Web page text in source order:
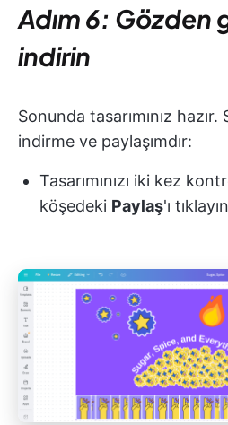
Adım 6: Gözden
indirin
Sonunda tasarımınız
indirme ve paylaşımdır:
Tasarımınızı iki kez
köşedeki Paylaş'ı tıklayın